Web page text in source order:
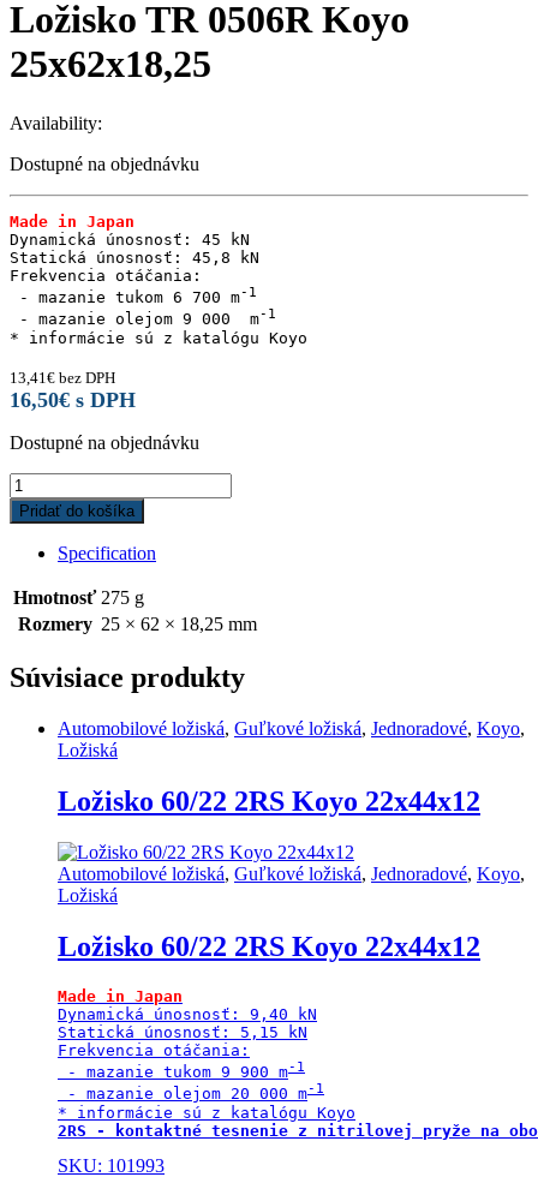
Ložisko TR 0506R Koyo
25x62x18,25
Availability:
Dostupné na objednávku
Made in Japan
Dynamická únosnosť: 45 kN
Statická únosnosť: 45,8 kN
Frekvencia otáčania:
- mazanie tukom 6 700 m
- mazanie olejom 9 000  m
* informácie sú z katalógu Koyo
13,41 € bez DPH
16,50€ s DPH
Dostupné na objednávku
Ložisko
TR
0506R
Koyo
25x62x18,25
quantity
Pridať do košíka
Specification
Hmotnosť 275 g
Rozmery 25 × 62 × 18,25 mm
Súvisiace produkty
Automobilové ložiská, Guľkové ložiská, Jednoradové, Koyo,
Ložiská
Ložisko 60/22 2RS Koyo 22x44x12
Automobilové ložiská, Guľkové ložiská, Jednoradové, Koyo,
Ložiská
Ložisko 60/22 2RS Koyo 22x44x12
Made in Japan
Dynamická únosnosť: 9,40 kN
Statická únosnosť: 5,15 kN
Frekvencia otáčania:
- mazanie tukom 9 900 m
- mazanie olejom 20 000 m
SKU: 101993